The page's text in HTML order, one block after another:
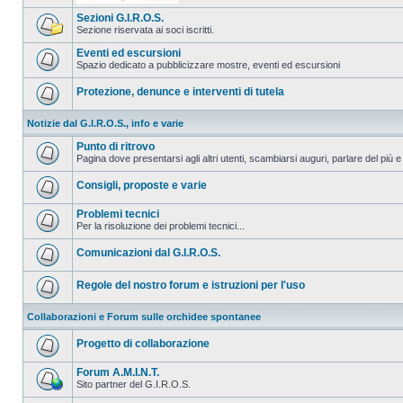
Sezioni G.I.R.O.S.
Sezione riservata ai soci iscritti.
Eventi ed escursioni
Spazio dedicato a pubblicizzare mostre, eventi ed escursioni
Protezione, denunce e interventi di tutela
Notizie dal G.I.R.O.S., info e varie
Punto di ritrovo
Pagina dove presentarsi agli altri utenti, scambiarsi auguri, parlare del più e
Consigli, proposte e varie
Problemi tecnici
Per la risoluzione dei problemi tecnici...
Comunicazioni dal G.I.R.O.S.
Regole del nostro forum e istruzioni per l'uso
Collaborazioni e Forum sulle orchidee spontanee
Progetto di collaborazione
Forum A.M.I.N.T.
Sito partner del G.I.R.O.S.